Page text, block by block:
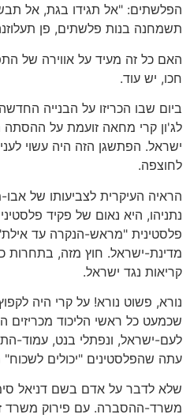
הפלשתים: "אל תגידו בגת, אל
תשמחנה בנות פלשתים, פן
האם כל זה מעיד על אווירה של
חכו, יש עוד.
ביום שבו הכריזו על הבנייה
לג'ון קרי מחאה זועמת על
ישראל. הפתשגן הזה היה עשוי
לחוצפה.
הראיה העיקרית לצביעותו של
נתניהו, היא נאום של פקיד
פלסטינית "מראש-הנקרה עד
מדינת-ישראל. חוץ מזה, בתחרות
קריאות נגד ישראל.
נורא, פשוט נורא! על קרי היה
שכמעט כל ראשי הליכוד
לעם-ישראל, ונפתלי בנט, עמוד-
עתה שהפלסטינים "יכולים לשכוח"
שלא לדבר על אדם בשם דניאל
משרד-ההסברה. עם פירוק משרד